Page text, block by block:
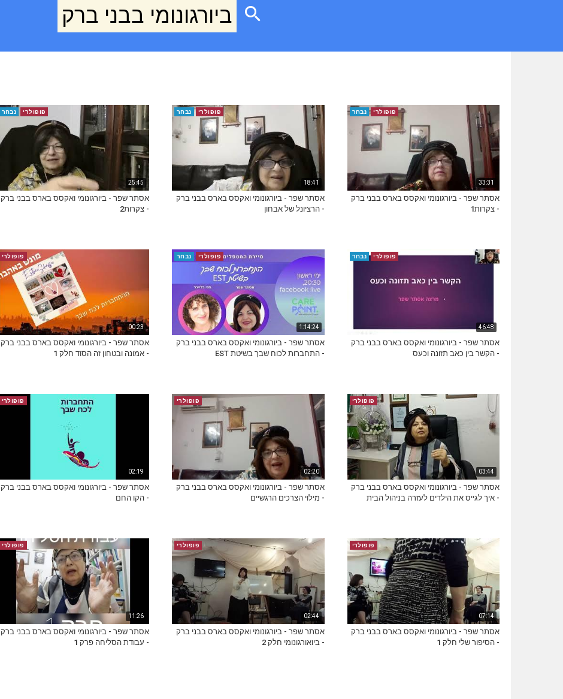
ביורגונומי בבני ברק
33:31
פופולרי נבחר
אסתר שפר - ביורגונומי ואקסס בארס בבני ברק
- צקרות1
18:41
פופולרי נבחר
אסתר שפר - ביורגונומי ואקסס בארס בבני ברק
- הרציונל של אבחון
25:45
פופולרי נבחר
אסתר שפר - ביורגונומי ואקסס בארס בבני ברק
- צקרות2
46:48
פופולרי נבחר
אסתר שפר - ביורגונומי ואקסס בארס בבני ברק
- הקשר בין כאב תזונה וכעס
1:14:24
פופולרי נבחר
אסתר שפר - ביורגונומי ואקסס בארס בבני ברק
- התחברות לכוח שבך בשיטת EST
00:23
פופולרי
אסתר שפר - ביורגונומי ואקסס בארס בבני ברק
- אמונה ובטחון זה הסוד חלק 1
03:44
פופולרי
אסתר שפר - ביורגונומי ואקסס בארס בבני ברק
- איך לגייס את הילדים לעזרה בניהול הבית
02:20
פופולרי
אסתר שפר - ביורגונומי ואקסס בארס בבני ברק
- מילוי הצרכים הרגשיים
02:19
פופולרי
אסתר שפר - ביורגונומי ואקסס בארס בבני ברק
- הקו החם
07:14
פופולרי
אסתר שפר - ביורגונומי ואקסס בארס בבני ברק
- הסיפור שלי חלק 1
02:44
פופולרי
אסתר שפר - ביורגונומי ואקסס בארס בבני ברק
- ביואורגונומי חלק 2
11:26
פופולרי
אסתר שפר - ביורגונומי ואקסס בארס בבני ברק
- עבודת הסליחה פרק 1